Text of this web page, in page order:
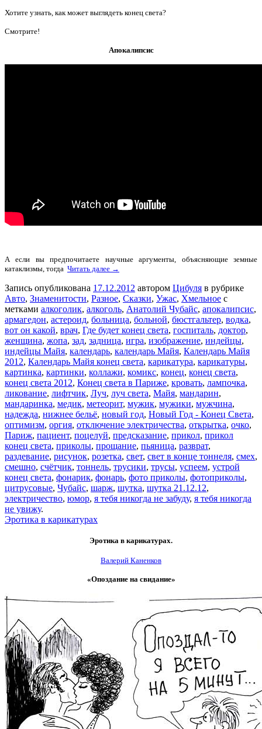
Хотите узнать, как может выглядеть конец света?
Смотрите!
Апокалипсис
А если вы предпочитаете научные аргументы, объясняющие земные
катаклизмы, тогда Читать далее →
Запись опубликована 17.12.2012 автором Цибуля в рубрике
Авто, Знаменитости, Разное, Сказки, Ужас, Хмельное с
метками алкоголик, алкоголь, Анатолий Чубайс, апокалипсис,
армагедон, астероид, больница, больной, бюстгальтер, водка,
вот он какой, врач, Где будет конец света, госпиталь, доктор,
женщина, жопа, зад, задница, игра, изображение, индейцы,
индейцы Майя, календарь, календарь Майя, Календарь Майя
2012, Календарь Майя конец света, карикатура, карикатуры,
картинка, картинки, коллажи, комикс, конец, конец света,
конец света 2012, Конец света в Париже, кровать, лампочка,
ликование, лифтчик, Луч, луч света, Майя, мандарин,
мандаринка, медик, метеорит, мужик, мужики, мужчина,
надежда, нижнее бельё, новый год, Новый Год - Конец Света,
оптимизм, оргия, отключение электричества, открытка, очко,
Париж, пациент, поцелуй, предсказание, прикол, прикол
конец света, приколы, прощание, пьяница, разврат,
раздевание, рисунок, розетка, свет, свет в конце тоннеля, смех,
смешно, счётчик, тоннель, трусики, трусы, успеем, устрой
конец света, фонарик, фонарь, фото приколы, фотоприколы,
цитрусовые, Чубайс, шарж, шутка, шутка 21.12.12,
электричество, юмор, я тебя никогда не забуду, я тебя никогда
не увижу.
Эротика в карикатурах
Эротика в карикатурах.
Валерий Каненков
«Опоздание на свидание»